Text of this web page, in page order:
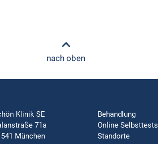
nach oben
Klinik SE
71a
München
Behandlung
Online Selbsttests
Standorte